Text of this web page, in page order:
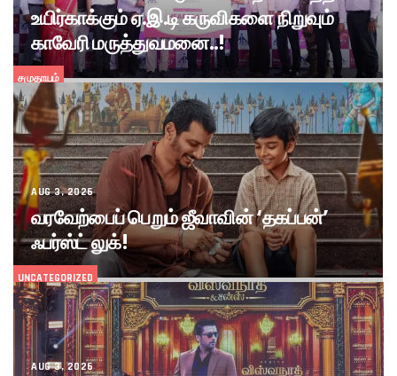
சமுதாயம்
உயிர்காக்கும் ஏ.இ.டி கருவிகளை நிறுவும்
காவேரி மருத்துவமனை..!
UNCATEGORIZED
AUG 3, 2026
வரவேற்பைப் பெறும் ஜீவாவின் ‘தகப்பன்’
ஃபர்ஸ்ட் லுக்!
AUG 3, 2026